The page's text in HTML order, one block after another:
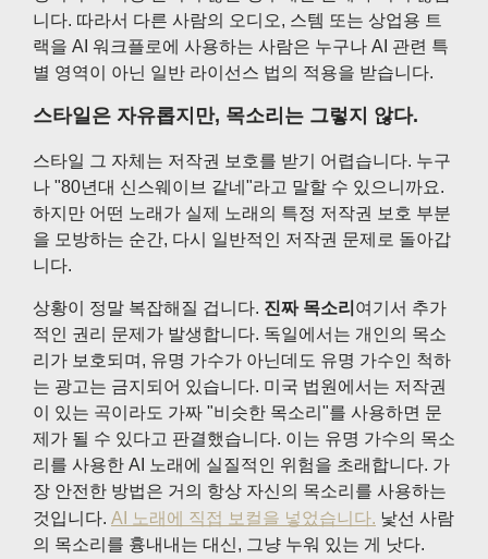
니다. 따라서 다른 사람의 오디오, 스템 또는 상업용 트
랙을 AI 워크플로에 사용하는 사람은 누구나 AI 관련 특
별 영역이 아닌 일반 라이선스 법의 적용을 받습니다.
스타일은 자유롭지만, 목소리는 그렇지 않다.
스타일 그 자체는 저작권 보호를 받기 어렵습니다. 누구
나 "80년대 신스웨이브 같네"라고 말할 수 있으니까요.
하지만 어떤 노래가 실제 노래의 특정 저작권 보호 부분
을 모방하는 순간, 다시 일반적인 저작권 문제로 돌아갑
니다.
상황이 정말 복잡해질 겁니다. 진짜 목소리 여기서 추가
적인 권리 문제가 발생합니다. 독일에서는 개인의 목소
리가 보호되며, 유명 가수가 아닌데도 유명 가수인 척하
는 광고는 금지되어 있습니다. 미국 법원에서는 저작권
이 있는 곡이라도 가짜 "비슷한 목소리"를 사용하면 문
제가 될 수 있다고 판결했습니다. 이는 유명 가수의 목소
리를 사용한 AI 노래에 실질적인 위험을 초래합니다. 가
장 안전한 방법은 거의 항상 자신의 목소리를 사용하는
것입니다. AI 노래에 직접 보컬을 넣었습니다. 낯선 사람
의 목소리를 흉내내는 대신, 그냥 누워 있는 게 낫다.